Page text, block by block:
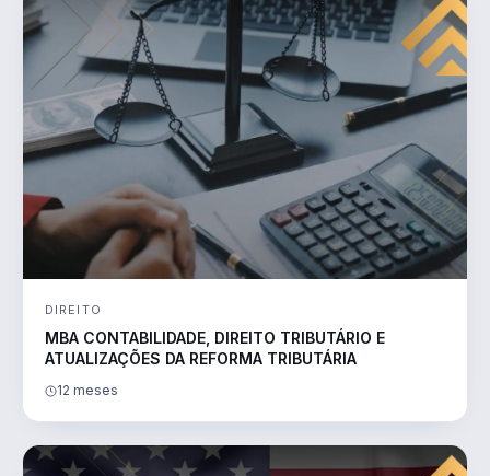
DIREITO
MBA CONTABILIDADE, DIREITO TRIBUTÁRIO E
ATUALIZAÇÕES DA REFORMA TRIBUTÁRIA
12 meses